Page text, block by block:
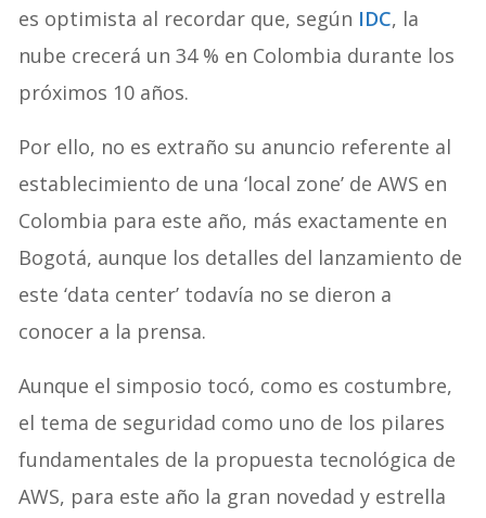
es optimista al recordar que, según IDC, la
nube crecerá un 34 % en Colombia durante los
próximos 10 años.
Por ello, no es extraño su anuncio referente al
establecimiento de una ‘local zone’ de AWS en
Colombia para este año, más exactamente en
Bogotá, aunque los detalles del lanzamiento de
este ‘data center’ todavía no se dieron a
conocer a la prensa.
Aunque el simposio tocó, como es costumbre,
el tema de seguridad como uno de los pilares
fundamentales de la propuesta tecnológica de
AWS, para este año la gran novedad y estrella